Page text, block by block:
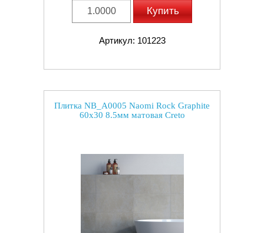
Купить
Артикул: 101223
Плитка NB_A0005 Naomi Rock Graphite
60x30 8.5мм матовая Creto